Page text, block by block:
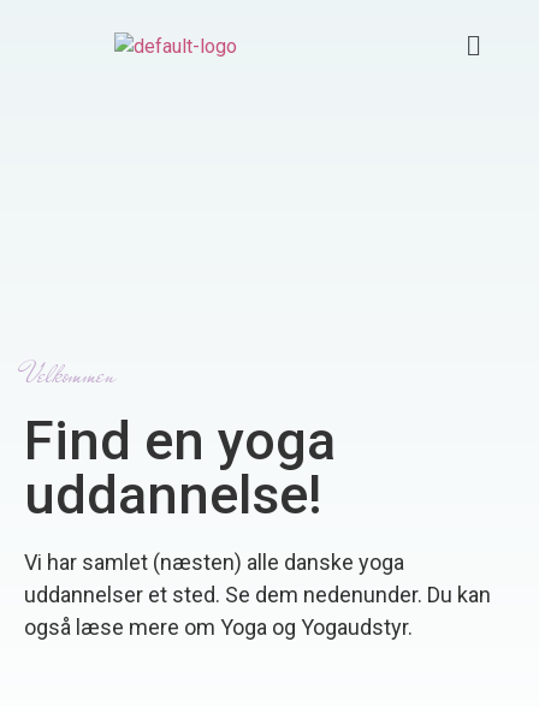
Velkommen
Find en yoga
uddannelse!
Vi har samlet (næsten) alle danske yoga
uddannelser et sted. Se dem nedenunder. Du kan
også læse mere om Yoga og Yogaudstyr.